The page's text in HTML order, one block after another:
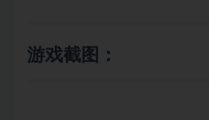
游戏截图：